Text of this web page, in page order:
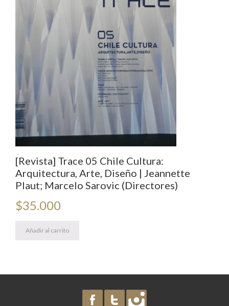
[Revista] Trace 05 Chile Cultura:
Arquitectura, Arte, Diseño | Jeannette
Plaut; Marcelo Sarovic (Directores)
$35.000
Añadir al carrito